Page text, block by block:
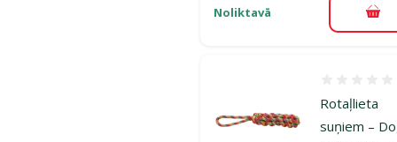
Noliktavā
Rotaļlieta
suņiem –